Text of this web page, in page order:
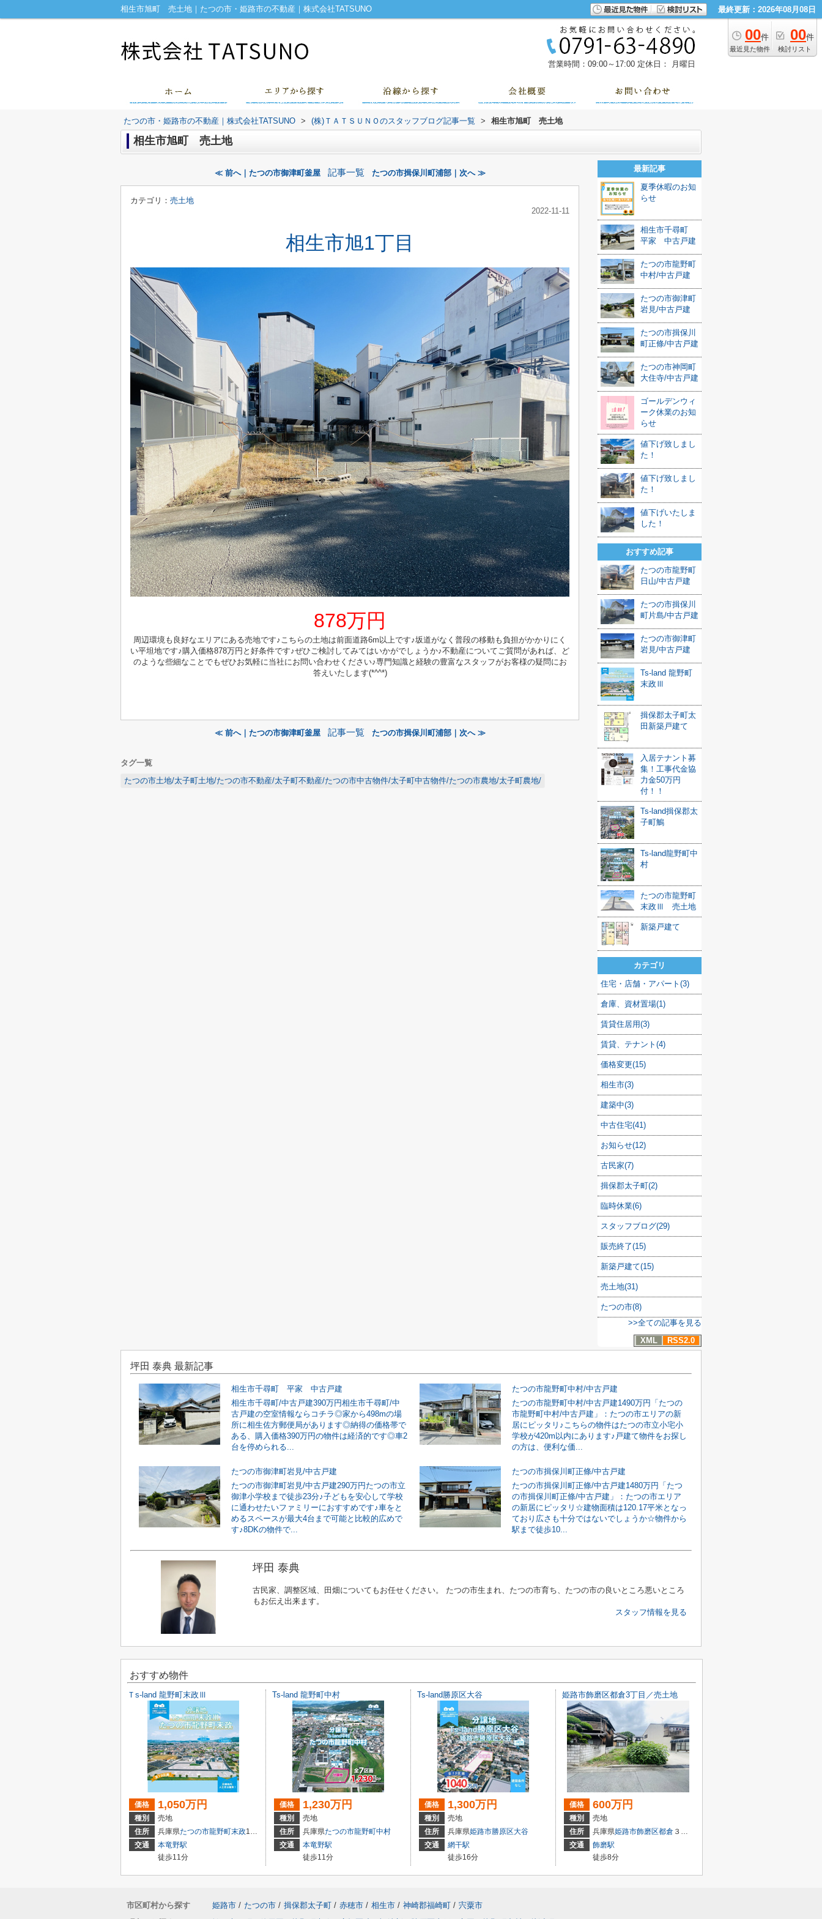
相生市旭町 売土地｜たつの市・姫路市の不動産｜株式会社TATSUNO 最終更新：2026年08月08日
00件
最近見た物件
00件
検討リスト
営業時間：09:00～17:00 定休日： 月曜日
たつの市・姫路市の不動産｜株式会社TATSUNO > (株)ＴＡＴＳＵＮＯのスタッフブログ記事一覧 > 相生市旭町 売土地
相生市旭町 売土地
≪ 前へ｜たつの市御津町釜屋 記事一覧 たつの市揖保川町浦部｜次へ ≫
カテゴリ： 売土地
2022-11-11
相生市旭1丁目
878万円
周辺環境も良好なエリアにある売地です♪こちらの土地は前面道路6m以上です♪坂道がなく普段の移動も負担がかかりにく
い平坦地です♪購入価格878万円と好条件です♪ぜひご検討してみてはいかがでしょうか♪不動産についてご質問があれば、ど
のような些細なことでもぜひお気軽に当社にお問い合わせください♪専門知識と経験の豊富なスタッフがお客様の疑問にお
答えいたします(*^^*)
≪ 前へ｜たつの市御津町釜屋 記事一覧 たつの市揖保川町浦部｜次へ ≫
タグ一覧
たつの市土地/太子町土地/たつの市不動産/太子町不動産/たつの市中古物件/太子町中古物件/たつの市農地/太子町農地/
最新記事
夏季休暇のお知
らせ
相生市千尋町
平家 中古戸建
たつの市龍野町
中村/中古戸建
たつの市御津町
岩見/中古戸建
たつの市揖保川
町正條/中古戸建
たつの市神岡町
大住寺/中古戸建
ゴールデンウィ
ーク休業のお知
らせ
値下げ致しまし
た！
値下げ致しまし
た！
値下げいたしま
した！
おすすめ記事
たつの市龍野町
日山/中古戸建
たつの市揖保川
町片島/中古戸建
たつの市御津町
岩見/中古戸建
Ts-land 龍野町
末政Ⅲ
揖保郡太子町太
田新築戸建て
入居テナント募
集！工事代金協
力金50万円
付！！
Ts-land揖保郡太
子町鵤
Ts-land龍野町中
村
たつの市龍野町
末政Ⅲ 売土地
新築戸建て
カテゴリ
住宅・店舗・アパート(3)
倉庫、資材置場(1)
賃貸住居用(3)
賃貸、テナント(4)
価格変更(15)
相生市(3)
建築中(3)
中古住宅(41)
お知らせ(12)
古民家(7)
揖保郡太子町(2)
臨時休業(6)
スタッフブログ(29)
販売終了(15)
新築戸建て(15)
売土地(31)
たつの市(8)
>>全ての記事を見る
XML
RSS2.0
坪田 泰典 最新記事
相生市千尋町 平家 中古戸建
相生市千尋町/中古戸建390万円相生市千尋町/中
古戸建の空室情報ならコチラ◎家から498mの場
所に相生佐方郵便局があります◎納得の価格帯で
ある、購入価格390万円の物件は経済的です◎車2
台を停められる...
たつの市龍野町中村/中古戸建
たつの市龍野町中村/中古戸建1490万円「たつの
市龍野町中村/中古戸建」：たつの市エリアの新
居にピッタリ♪こちらの物件はたつの市立小宅小
学校が420m以内にあります♪戸建て物件をお探し
の方は、便利な価...
たつの市御津町岩見/中古戸建
たつの市御津町岩見/中古戸建290万円たつの市立
御津小学校まで徒歩23分♪子どもを安心して学校
に通わせたいファミリーにおすすめです♪車をと
めるスペースが最大4台まで可能と比較的広めで
す♪8DKの物件で...
たつの市揖保川町正條/中古戸建
たつの市揖保川町正條/中古戸建1480万円「たつ
の市揖保川町正條/中古戸建」：たつの市エリア
の新居にピッタリ☆建物面積は120.17平米となっ
ており広さも十分ではないでしょうか☆物件から
駅まで徒歩10...
坪田 泰典
古民家、調整区域、田畑についてもお任せください。 たつの市生まれ、たつの市育ち、たつの市の良いところ悪いところ
もお伝え出来ます。
スタッフ情報を見る
おすすめ物件
Ｔs-land 龍野町末政Ⅲ
価格 1,050万円
種別
売地
住所
兵庫県たつの市龍野町末政102-8
交通
本竜野駅
徒歩11分
Ts-land 龍野町中村
価格 1,230万円
種別
売地
住所
兵庫県たつの市龍野町中村
交通
本竜野駅
徒歩11分
Ts-land勝原区大谷
価格 1,300万円
種別
売地
住所
兵庫県姫路市勝原区大谷
交通
網干駅
徒歩16分
姫路市飾磨区都倉3丁目／売土地
価格 600万円
種別
売地
住所
兵庫県姫路市飾磨区都倉 ３丁目
交通
飾磨駅
徒歩8分
市区町村から探す 姫路市 / たつの市 / 揖保郡太子町 / 赤穂市 / 相生市 / 神崎郡福崎町 / 宍粟市